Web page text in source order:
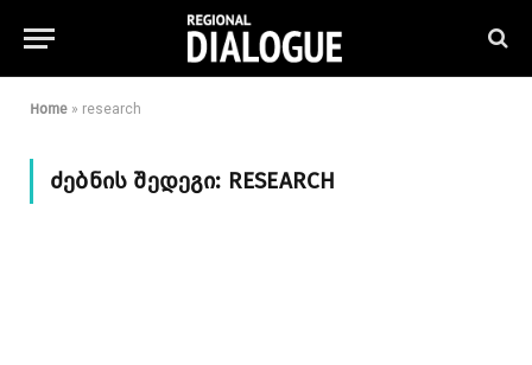
Home » research
ᲫᲔᲑᲜᲘᲡ ᲨᲔᲓᲔᲒᲘ: RESEARCH